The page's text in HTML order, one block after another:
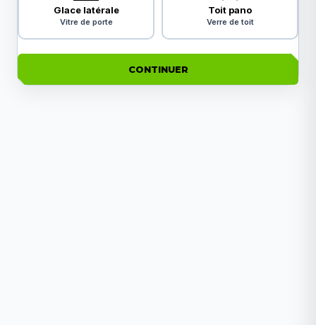
Glace latérale
Vitre de porte
Toit pano
Verre de toit
CONTINUER